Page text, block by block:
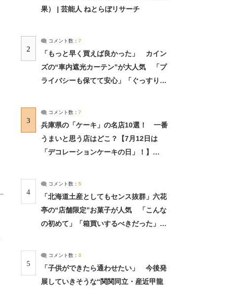
果） | 芸能人 ねとらぼリサーチ
2
コメント数： 7
「もっと早く買えば良かった」 カイン
ズの“車内遮光カーテン”が大人気 「プ
ライバシーも保てて安心」「ぐっすり眠
3
コメント数： 7
兵庫県の「ケーキ」の名店10選！ 一番
うまいと思う店はどこ？【7月12日は
「デコレーションケーキの日」！】
4
コメント数： 5
「北海道土産としてもセンス抜群」六花
亭の“店舗限定”お菓子が人気 「こんな
の初めて」「箱買いするべきだった」
5
コメント数： 3
「子供ができたら通わせたい」 今後発
展していきそうな“関関同立・産近甲龍